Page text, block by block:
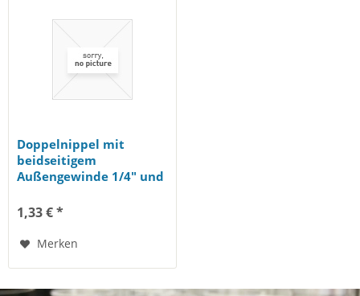
Doppelnippel mit
beidseitigem
Außengewinde 1/4" und
1,33 € *
Merken